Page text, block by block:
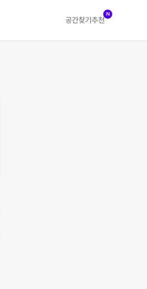
공간찾기 추천
N